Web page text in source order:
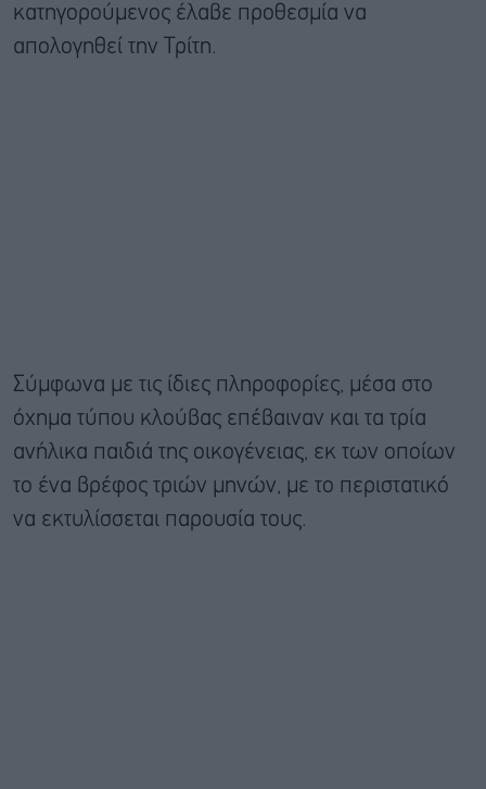
κατηγορούμενος έλαβε προθεσμία να
απολογηθεί την Τρίτη.
Σύμφωνα με τις ίδιες πληροφορίες, μέσα στο
όχημα τύπου κλούβας επέβαιναν και τα τρία
ανήλικα παιδιά της οικογένειας, εκ των οποίων
το ένα βρέφος τριών μηνών, με το περιστατικό
να εκτυλίσσεται παρουσία τους.